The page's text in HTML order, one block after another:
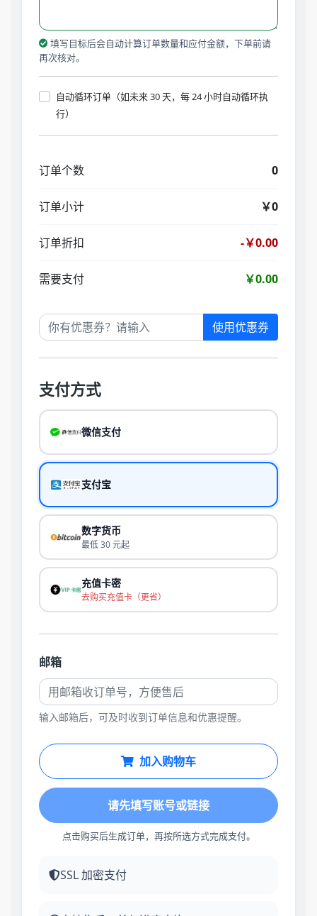
填写目标后会自动计算订单数量和应付金额，下单前请
再次核对。
自动循环订单（如未来 30 天，每 24 小时自动循环执
行）
订单个数 0
订单小计 ￥0
订单折扣 -￥0.00
需要支付 ￥0.00
使用优惠券
支付方式
微信支付
支付宝
数字货币
最低 30 元起
充值卡密
去购买充值卡（更省）
邮箱
输入邮箱后，可及时收到订单信息和优惠提醒。
加入购物车
请先填写账号或链接
点击购买后生成订单，再按所选方式完成支付。
SSL 加密支付